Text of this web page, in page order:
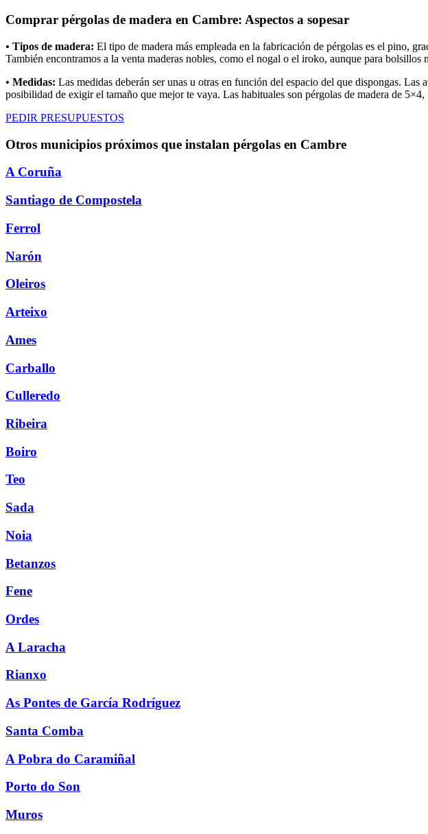
Comprar pérgolas de madera en Cambre: Aspectos a sopesar
• Tipos de madera: El tipo de madera más empleada en la fabricación de pérgolas es el pino,
También encontramos a la venta maderas nobles, como el nogal o el iroko, aunque para bolsillos
• Medidas: Las medidas deberán ser unas u otras en función del espacio del que dispongas.
posibilidad de exigir el tamaño que mejor te vaya. Las habituales son pérgolas de madera de
PEDIR PRESUPUESTOS
Otros municipios próximos que instalan pérgolas en Cambre
A Coruña
Santiago de Compostela
Ferrol
Narón
Oleiros
Arteixo
Ames
Carballo
Culleredo
Ribeira
Boiro
Teo
Sada
Noia
Betanzos
Fene
Ordes
A Laracha
Rianxo
As Pontes de García Rodríguez
Santa Comba
A Pobra do Caramiñal
Porto do Son
Muros